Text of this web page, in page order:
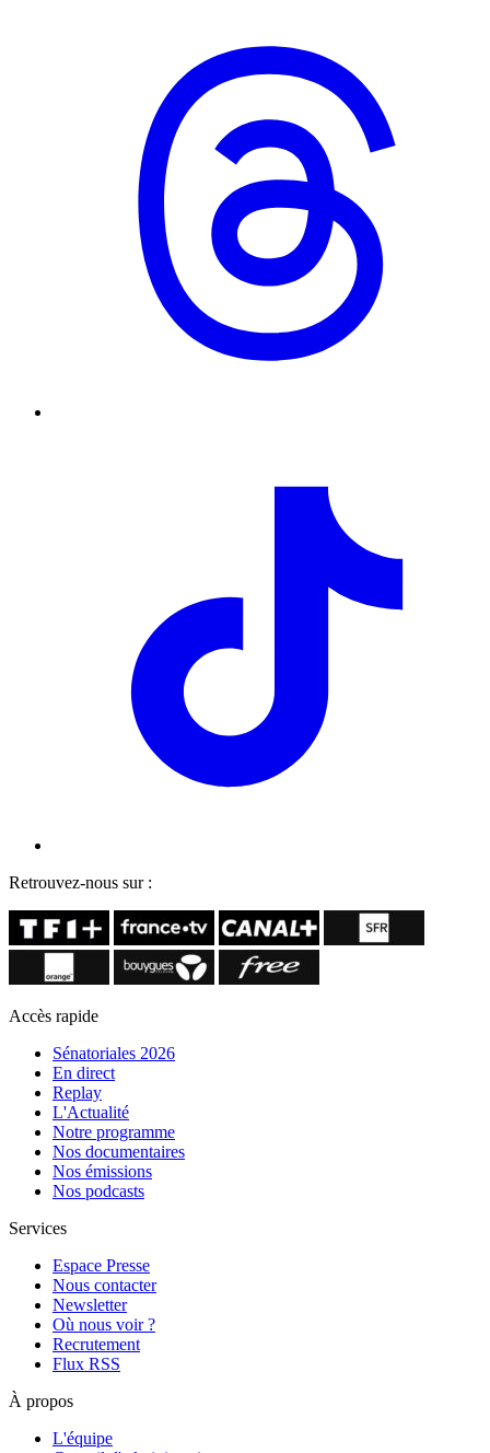
Retrouvez-nous sur :
Accès rapide
Sénatoriales 2026
En direct
Replay
L'Actualité
Notre programme
Nos documentaires
Nos émissions
Nos podcasts
Services
Espace Presse
Nous contacter
Newsletter
Où nous voir ?
Recrutement
Flux RSS
À propos
L'équipe